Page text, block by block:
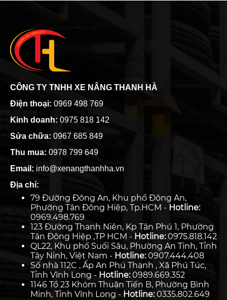
CÔNG TY TNHH XE NÂNG THANH HÀ
Điện thoại: 0969 498 769
Kinh doanh: 0975 818 142
Sửa chữa: 0967 685 849
Thu mua: 0978 799 649
Email: info@xenangthanhha.vn
Địa chỉ:
79 Đường Đông An, Khu phố Đông An,
Phường Tân Đông Hiệp, Tp.HCM - Hotline:
0969.498.769
123 Đường Thanh Niên, Kp Tân Phú 1, Phường
Tân Đông Hiệp ,TP HCM - Hotline:0975.818.142
QL22, Khu phố Suối Sâu, Phường An Tịnh, Tỉnh
Tây Ninh, Việt Nam - Hotline:0907.444.408
Số nhà 112C , Ấp An Phú Thạnh , Xã Phú Túc,
Tỉnh Vĩnh Long - Hotline:0989.669.352
1146 Tổ 23 Khóm Thuận Tiến B, Phường Bình
Minh, Tỉnh Vĩnh Long - Hotline:0335.802.649